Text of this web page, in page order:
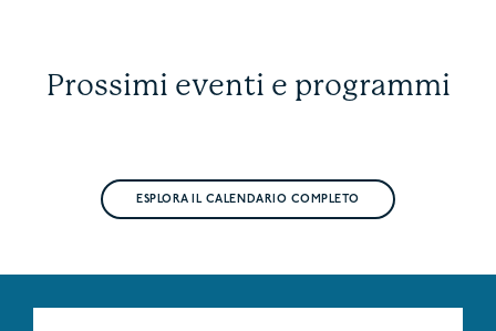
Prossimi eventi e programmi
ESPLORA IL CALENDARIO COMPLETO